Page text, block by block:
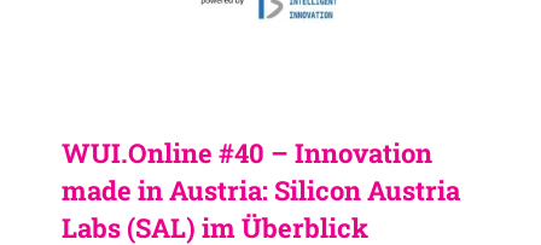
WUI.Online #40 – Innovation
made in Austria: Silicon Austria
Labs (SAL) im Überblick